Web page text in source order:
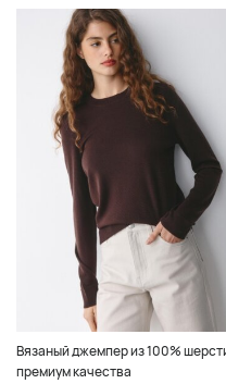
Вязаный джемпер из 100%
премиум качества